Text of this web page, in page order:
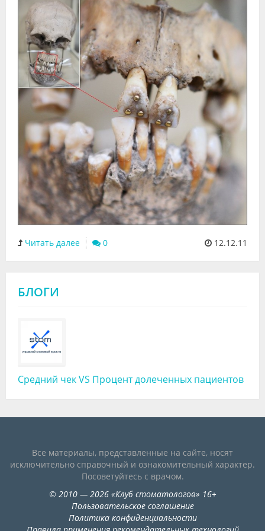
Видео
Форум
Клиники
Специалисты
Галерея
Лаборатории
Читать далее 0 12.12.11
БЛОГИ
Средний чек VS Процент долеченных пациентов
Все материалы, представленные на сайте, носят
исключительно справочный и ознакомительный характер.
Посоветуйтесь с врачом.
© 2010— 2026«Клуб стоматологов» 16+
Пользовательское соглашение
Политика конфиденциальности